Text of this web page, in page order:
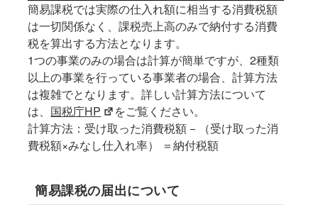
簡易課税では実際の仕入れ額に相当する消費税額
は一切関係なく、課税売上高のみで納付する消費
税を算出する方法となります。
1つの事業のみの場合は計算が簡単ですが、2種類
以上の事業を行っている事業者の場合、計算方法
は複雑でとなります。詳しい計算方法について
は、 国税庁HP
をご覧ください。
計算方法：受け取った消費税額 − （受け取った消
費税額×みなし仕入れ率） ＝納付税額
簡易課税の届出について